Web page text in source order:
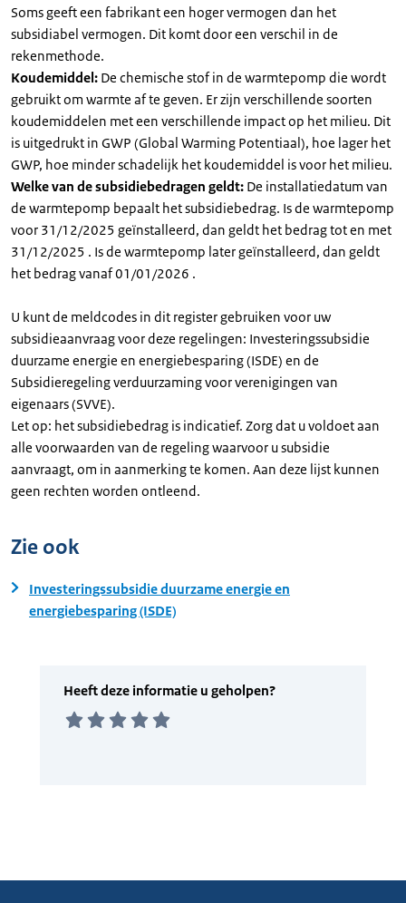
Soms geeft een fabrikant een hoger vermogen dan het
subsidiabel vermogen. Dit komt door een verschil in de
rekenmethode.
Koudemiddel: De chemische stof in de warmtepomp die wordt
gebruikt om warmte af te geven. Er zijn verschillende soorten
koudemiddelen met een verschillende impact op het milieu. Dit
is uitgedrukt in GWP (Global Warming Potentiaal), hoe lager het
GWP, hoe minder schadelijk het koudemiddel is voor het milieu.
Welke van de subsidiebedragen geldt: De installatiedatum van
de warmtepomp bepaalt het subsidiebedrag. Is de warmtepomp
voor 31/12/2025 geïnstalleerd, dan geldt het bedrag tot en met
31/12/2025 . Is de warmtepomp later geïnstalleerd, dan geldt
het bedrag vanaf 01/01/2026 .
U kunt de meldcodes in dit register gebruiken voor uw
subsidieaanvraag voor deze regelingen: Investeringssubsidie
duurzame energie en energiebesparing (ISDE) en de
Subsidieregeling verduurzaming voor verenigingen van
eigenaars (SVVE).
Let op: het subsidiebedrag is indicatief. Zorg dat u voldoet aan
alle voorwaarden van de regeling waarvoor u subsidie
aanvraagt, om in aanmerking te komen. Aan deze lijst kunnen
geen rechten worden ontleend.
Zie ook
Investeringssubsidie duurzame energie en
energiebesparing (ISDE)